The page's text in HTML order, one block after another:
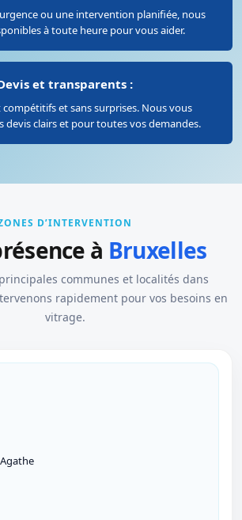
ou une intervention planifiée, nous
à toute heure pour vous aider.
et transparents :
et sans surprises. Nous vous
devis clairs et pour toutes vos demandes.
D’INTERVENTION
à Bruxelles
communes et localités dans
rapidement pour vos besoins en
vitrage.